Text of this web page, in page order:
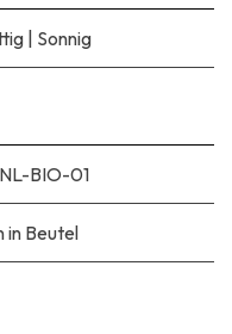
| Sonnig
BIO-01
in Beutel